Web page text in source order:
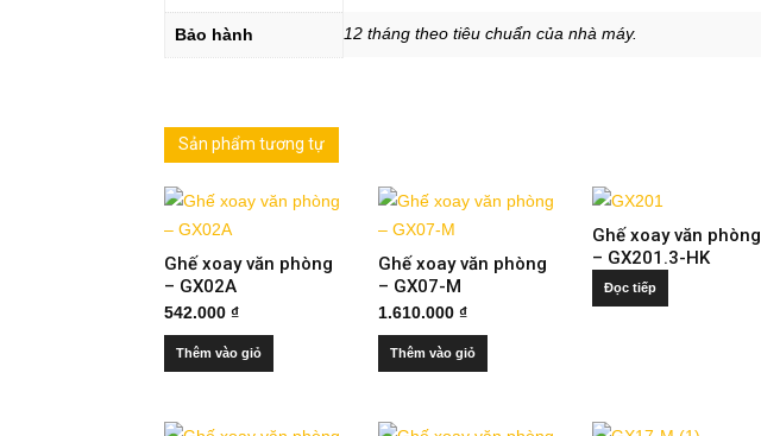
Bảo hành 12 tháng theo tiêu chuẩn của nhà máy.
Sản phẩm tương tự
Ghế xoay văn phòng
– GX02A
542.000 ₫
Thêm vào giỏ
Ghế xoay văn phòng
– GX07-M
1.610.000 ₫
Thêm vào giỏ
Ghế xoay văn phòng
– GX201.3-HK
Đọc tiếp